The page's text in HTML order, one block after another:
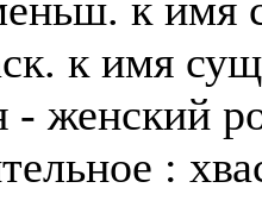
к имя
- женский
: